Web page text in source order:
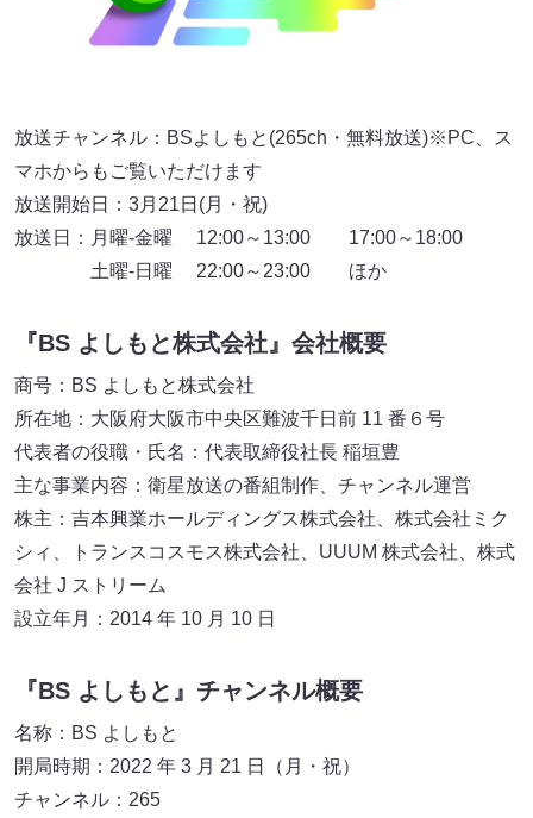
放送チャンネル：BSよしもと(265ch・無料放送)※PC、ス
マホからもご覧いただけます
放送開始日：3月21日(月・祝)
放送日：月曜-金曜 12:00～13:00 17:00～18:00
土曜-日曜 22:00～23:00 ほか
『BS よしもと株式会社』会社概要
商号：BS よしもと株式会社
所在地：大阪府大阪市中央区難波千日前 11 番６号
代表者の役職・氏名：代表取締役社長 稲垣豊
主な事業内容：衛星放送の番組制作、チャンネル運営
株主：吉本興業ホールディングス株式会社、株式会社ミク
シィ、トランスコスモス株式会社、UUUM 株式会社、株式
会社 J ストリーム
設立年月：2014 年 10 月 10 日
『BS よしもと』チャンネル概要
名称：BS よしもと
開局時期：2022 年 3 月 21 日（月・祝）
チャンネル：265